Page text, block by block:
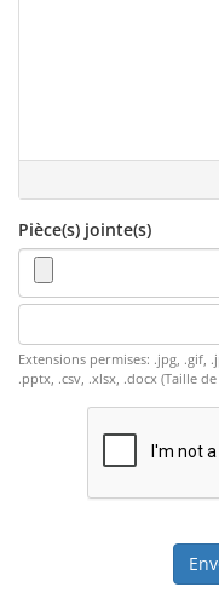
Pièce(s) jointe(s)
Extensions permises: .jpg, .gif,
.pptx, .csv, .xlsx, .docx (Taille